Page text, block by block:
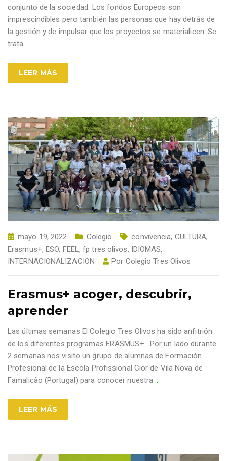
conjunto de la sociedad. Los fondos Europeos son
imprescindibles pero también las personas que hay detrás de
la gestión y de impulsar que los proyectos se materialicen. Se
trata …
LEER MÁS
mayo 19, 2022 Colegio convivencia, CULTURA,
Erasmus+,ESO, FEEL,fp tres olivos, IDIOMAS,
INTERNACIONALIZACION
Por Colegio Tres Olivos
Erasmus+ acoger, descubrir,
aprender
Las últimas semanas El Colegio Tres Olivos ha sido anfitrión
de los diferentes programas ERASMUS+ . Por un lado durante
2 semanas nos visito un grupo de alumnas de Formación
Profesional de la Escola Profissional Cior de Vila Nova de
Famalicão (Portugal) para conocer nuestra…
LEER MÁS